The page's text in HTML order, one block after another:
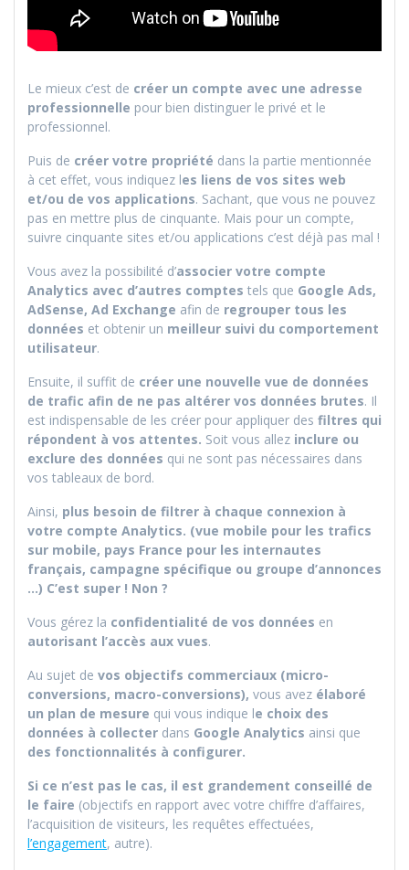
Le mieux c’est de créer un compte avec une adresse
professionnelle pour bien distinguer le privé et le
professionnel.
Puis de créer votre propriété dans la partie mentionnée
à cet effet, vous indiquez les liens de vos sites web
et/ou de vos applications. Sachant, que vous ne pouvez
pas en mettre plus de cinquante. Mais pour un compte,
suivre cinquante sites et/ou applications c’est déjà pas mal !
Vous avez la possibilité d’associer votre compte
Analytics avec d’autres comptes tels que Google Ads,
AdSense, Ad Exchange afin de regrouper tous les
données et obtenir un meilleur suivi du comportement
utilisateur.
Ensuite, il suffit de créer une nouvelle vue de données
de trafic afin de ne pas altérer vos données brutes. Il
est indispensable de les créer pour appliquer des filtres qui
répondent à vos attentes. Soit vous allez inclure ou
exclure des données qui ne sont pas nécessaires dans
vos tableaux de bord.
Ainsi, plus besoin de filtrer à chaque connexion à
votre compte Analytics. (vue mobile pour les trafics
sur mobile, pays France pour les internautes
français, campagne spécifique ou groupe d’annonces
…) C’est super ! Non ?
Vous gérez la confidentialité de vos données en
autorisant l’accès aux vues.
Au sujet de vos objectifs commerciaux (micro-
conversions, macro-conversions), vous avez élaboré
un plan de mesure qui vous indique le choix des
données à collecter dans Google Analytics ainsi que
des fonctionnalités à configurer.
Si ce n’est pas le cas, il est grandement conseillé de
le faire (objectifs en rapport avec votre chiffre d’affaires,
l’acquisition de visiteurs, les requêtes effectuées,
l’engagement, autre).